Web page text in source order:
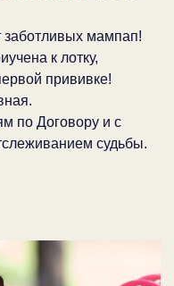
мампап!
к лотку,
прививке!
по Договору и с
судьбы.